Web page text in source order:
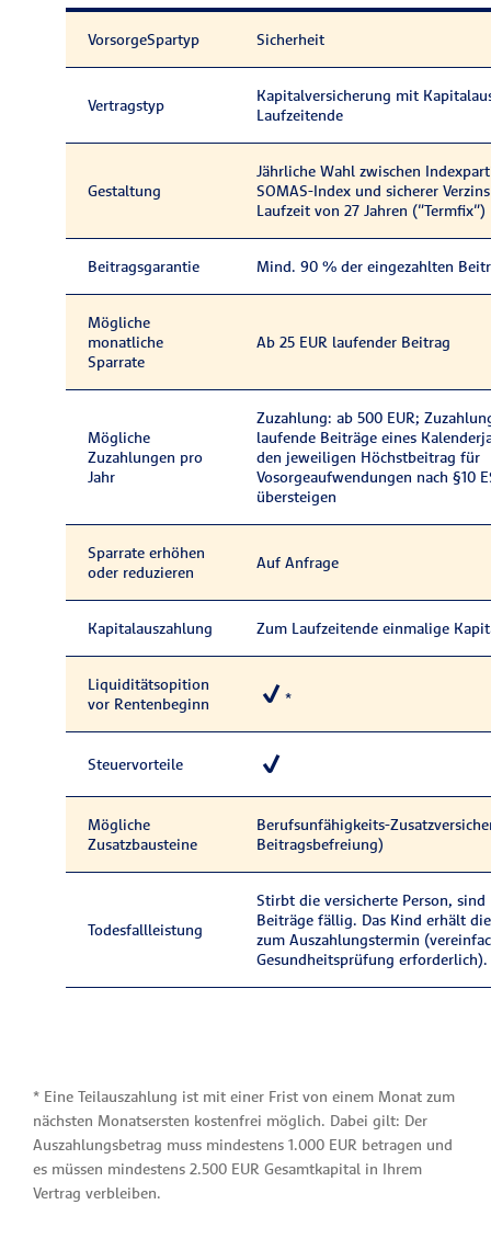
VorsorgeSpartyp Sicherheit
Vertragstyp
Kapitalversicherung mit
Laufzeitende
Gestaltung
Jährliche Wahl zwischen
SOMAS-Index und sicherer
Laufzeit von 27 Jahren ("Termfix")
Beitragsgarantie Mind. 90 % der eingezahlten
Mögliche
monatliche
Sparrate
Ab 25 EUR laufender Beitrag
Mögliche
Zuzahlungen pro
Jahr
Zuzahlung: ab 500 EUR;
laufende Beiträge eines
den jeweiligen Höchstbeitrag für
Vosorgeaufwendungen nach §10
übersteigen
Sparrate erhöhen
oder reduzieren
Auf Anfrage
Kapitalauszahlung Zum Laufzeitende einmalige
Liquiditätsopition
vor Rentenbeginn
*
Steuervorteile
Mögliche
Zusatzbausteine
Berufsunfähigkeits-
Beitragsbefreiung)
Todesfallleistung
Stirbt die versicherte Person,
Beiträge fällig. Das Kind erhält
zum Auszahlungstermin
Gesundheitsprüfung erforderlich).
* Eine Teilauszahlung ist mit einer Frist von einem Monat zum
nächsten Monatsersten kostenfrei möglich. Dabei gilt: Der
Auszahlungsbetrag muss mindestens 1.000 EUR betragen und
es müssen mindestens 2.500 EUR Gesamtkapital in Ihrem
Vertrag verbleiben.